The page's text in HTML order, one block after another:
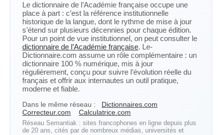
Le dictionnaire de l’Académie française occupe une
place à part : c’est la référence institutionnelle
historique de la langue, dont le rythme de mise à jour
s’étend sur plusieurs décennies pour chaque édition.
Pour un point de vue institutionnel, on peut consulter le
dictionnaire de l’Académie française. Le-
Dictionnaire.com assume un rôle complémentaire : un
dictionnaire 100 % numérique, mis à jour
régulièrement, conçu pour suivre l’évolution réelle du
français et offrir aux internautes un outil pratique,
moderne et fiable.
Dans le même réseau :
Dictionnaires.com
Correcteur.com
Calculatrice.com
Réseau Semantiak : sites francophones en ligne depuis plus
de 20 ans, cités par de nombreux médias, universités et